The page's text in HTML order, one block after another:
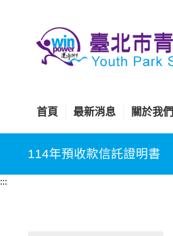
首頁 最新消息 關於我們
114年預收款信託證明書
:::